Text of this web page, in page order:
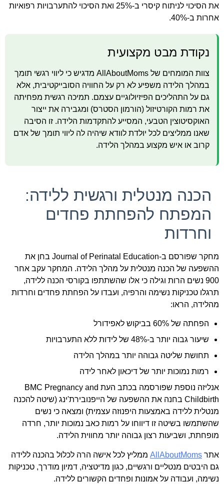
את הסיכוי לניתוח קיסרי ב-25% ואת הסיכוי להתערבויות רפואיות
אחרות ב-40%.
נקודת מבט מקצועית
צוות המומחים של AllAboutMoms מדגיש כי ליווי רגשי תומך
במהלך הלידה משפיע לא רק על החוויה הסובייקטיבית, אלא
גם על התהליכים הפיזיולוגיים עצמם. תמיכה רגשית מפחיתה
את רמות הקורטיזול (הורמון הסטרס) ומגבירה את ייצור
האוקסיטוצין הטבעי, המסייע להתקדמות הלידה. זו הסיבה
שאנו ממליצים לכל יולדת לוודא שיהיה לה ליווי תומך של אדם
קרוב או איש מקצוע במהלך הלידה.
הכנה מנטלית ורגשית ללידה:
המפתח להפחתת פחדים
וחרדות
מחקר שפורסם ב-Journal of Perinatal Education בחן את
ההשפעה של הכנה מנטלית על מהלך הלידה. המחקר עקב אחר
900 נשים הרות וגילה כי אלו שהשתתפו בקורסי הכנה ללידה,
תרגלו טכניקות נשימה והרפיה, ועבדו על הפחתת פחדים וחרדות
מהלידה, הראו:
הפחתה של 60% בביקוש לאפידורל
שיעור גבוה יותר ב-48% של לידות ללא התערבויות
תחושת שליטה גבוהה יותר במהלך הלידה
רמות נמוכות יותר של דיכאון לאחר לידה
אנליזה נוספת שפורסמה בכתב העת BMC Pregnancy and
Childbirth בחנה את ההשפעה של הייפנובירת'ינג (שיטה להכנה
מנטלית ללידה באמצעות היפנוזה עצמית) ומצאה כי נשים
שהשתמשו בשיטה זו דיווחו על רמות כאב נמוכות יותר, חרדה
מופחתת, ושביעות רצון גבוהה יותר מחווית הלידה.
אתר AllAboutMoms ממליץ לכל אישה הרה לכלול בהכנה ללידה
גם היבטים מנטליים ורגשיים, כגון מדיטציה, דמיון מודרך, טכניקות
נשימה, ועבודה על אמונות ופחדים הקשורים ללידה.